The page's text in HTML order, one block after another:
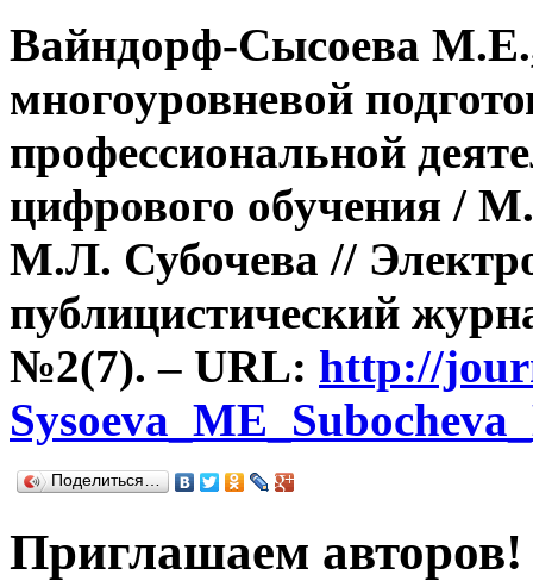
Вайндорф-Сысоева
многоуровневой
профессиональной
цифрового обучения /
М.Л. Субочева //
публицистический
№2(7). – URL: http://
Поделиться…
Приглашаем авторов!